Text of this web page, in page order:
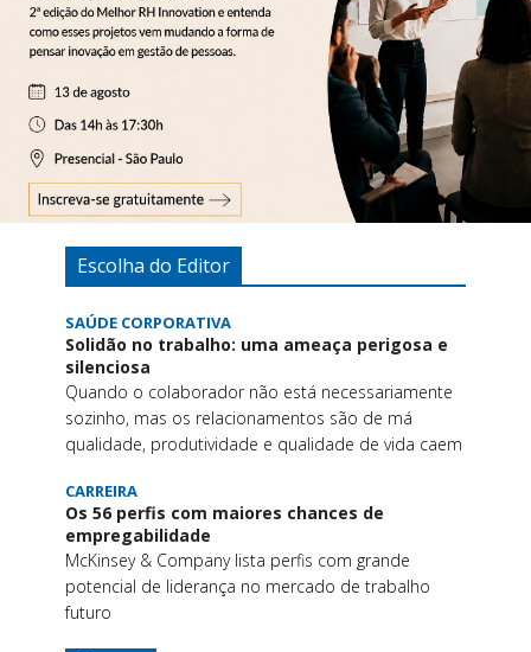
Escolha do Editor
SAÚDE CORPORATIVA
Solidão no trabalho: uma ameaça perigosa e
silenciosa
Quando o colaborador não está necessariamente
sozinho, mas os relacionamentos são de má
qualidade, produtividade e qualidade de vida caem
CARREIRA
Os 56 perfis com maiores chances de
empregabilidade
McKinsey & Company lista perfis com grande
potencial de liderança no mercado de trabalho
futuro